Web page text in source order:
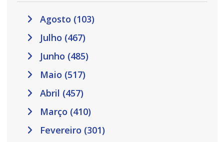
Agosto (103)
Julho (467)
Junho (485)
Maio (517)
Abril (457)
Março (410)
Fevereiro (301)